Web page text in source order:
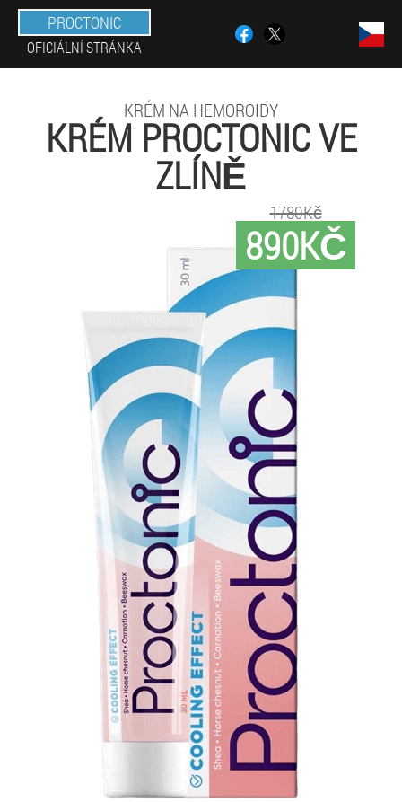
PROCTONIC
OFICIÁLNÍ STRÁNKA
KRÉM NA HEMOROIDY
KRÉM PROCTONIC VE
ZLÍNĚ
890KČ
1780Kč